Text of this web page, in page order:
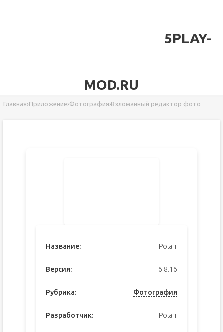
5PLAY-
MOD.RU
Главная›Приложение›Фотография›Взломанный редактор фото
Название: Polarr
Версия: 6.8.16
Рубрика: Фотография
Разработчик: Polarr